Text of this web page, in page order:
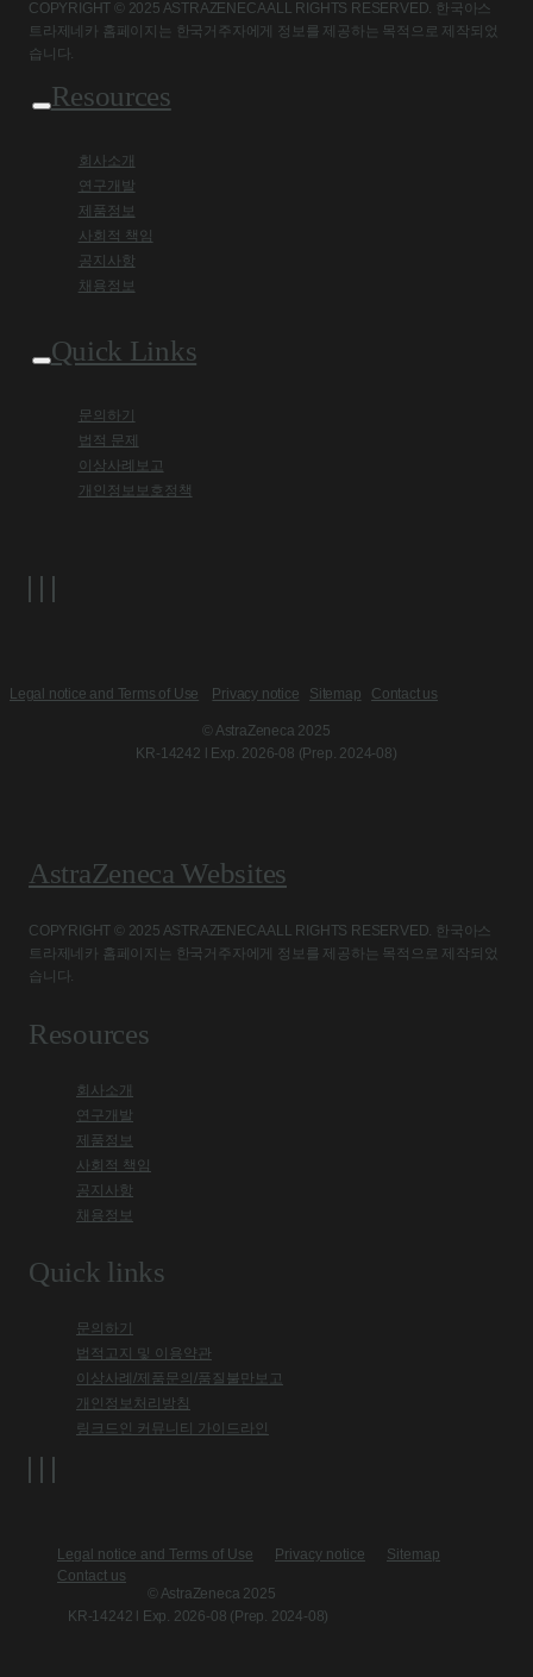
COPYRIGHT © 2025 ASTRAZENECA ALL RIGHTS RESERVED. 한국아스
트라제네카 홈페이지는 한국거주자에게 정보를 제공하는 목적으로 제작되었
습니다.
Resources
회사소개
연구개발
제품정보
사회적 책임
공지사항
채용정보
Quick Links
문의하기
법적 문제
이상사례보고
개인정보보호정책
Legal notice and Terms of Use Privacy notice Sitemap Contact us
© AstraZeneca 2025
KR-14242 l Exp. 2026-08 (Prep. 2024-08)
AstraZeneca Websites
COPYRIGHT © 2025 ASTRAZENECA ALL RIGHTS RESERVED. 한국아스
트라제네카 홈페이지는 한국거주자에게 정보를 제공하는 목적으로 제작되었
습니다.
Resources
회사소개
연구개발
제품정보
사회적 책임
공지사항
채용정보
Quick links
문의하기
법적고지 및 이용약관
이상사례/제품문의/품질불만보고
개인정보처리방침
링크드인 커뮤니티 가이드라인
Legal notice and Terms of Use Privacy notice
Sitemap
Contact us
© AstraZeneca 2025
KR-14242 l Exp. 2026-08 (Prep. 2024-08)